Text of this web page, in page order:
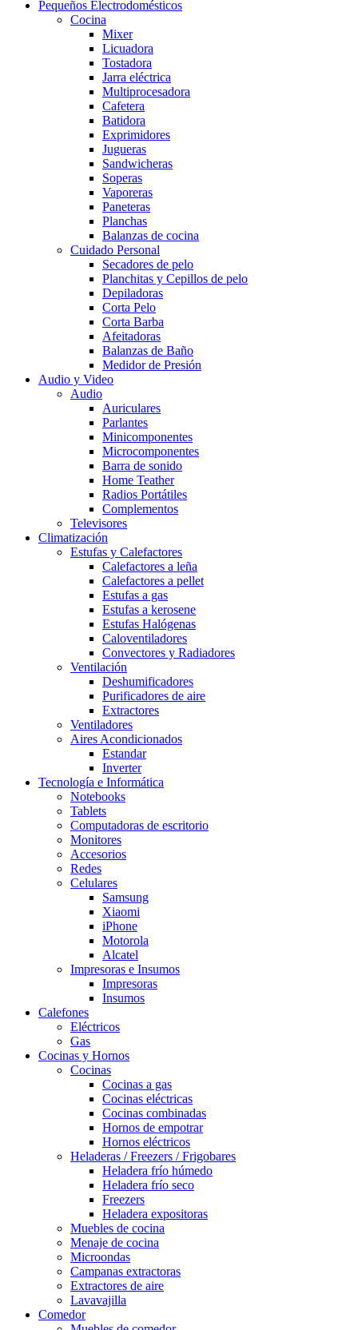
Pequeños Electrodomésticos
Cocina
Mixer
Licuadora
Tostadora
Jarra eléctrica
Multiprocesadora
Cafetera
Batidora
Exprimidores
Jugueras
Sandwicheras
Soperas
Vaporeras
Paneteras
Planchas
Balanzas de cocina
Cuidado Personal
Secadores de pelo
Planchitas y Cepillos de pelo
Depiladoras
Corta Pelo
Corta Barba
Afeitadoras
Balanzas de Baño
Medidor de Presión
Audio y Video
Audio
Auriculares
Parlantes
Minicomponentes
Microcomponentes
Barra de sonido
Home Teather
Radios Portátiles
Complementos
Televisores
Climatización
Estufas y Calefactores
Calefactores a leña
Calefactores a pellet
Estufas a gas
Estufas a kerosene
Estufas Halógenas
Caloventiladores
Convectores y Radiadores
Ventilación
Deshumificadores
Purificadores de aire
Extractores
Ventiladores
Aires Acondicionados
Estandar
Inverter
Tecnología e Informática
Notebooks
Tablets
Computadoras de escritorio
Monitores
Accesorios
Redes
Celulares
Samsung
Xiaomi
iPhone
Motorola
Alcatel
Impresoras e Insumos
Impresoras
Insumos
Calefones
Eléctricos
Gas
Cocinas y Hornos
Cocinas
Cocinas a gas
Cocinas eléctricas
Cocinas combinadas
Hornos de empotrar
Hornos eléctricos
Heladeras / Freezers / Frigobares
Heladera frío húmedo
Heladera frío seco
Freezers
Heladera expositoras
Muebles de cocina
Menaje de cocina
Microondas
Campanas extractoras
Extractores de aire
Lavavajilla
Comedor